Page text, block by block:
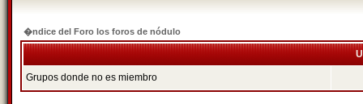
�ndice del Foro los foros de nódulo
Grupos donde no es miembro